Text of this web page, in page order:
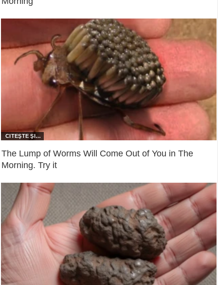
The Lump of Worms Will Come Out of You in The
Morning. Try it